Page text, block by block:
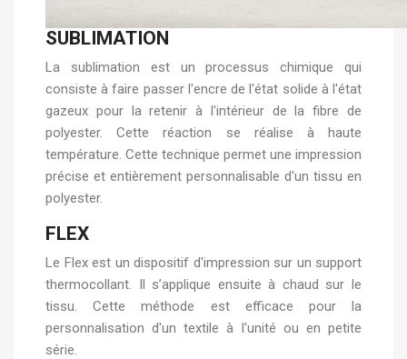
SUBLIMATION
La sublimation est un processus chimique qui
consiste à faire passer l'encre de l'état solide à l'état
gazeux pour la retenir à l'intérieur de la fibre de
polyester. Cette réaction se réalise à haute
température. Cette technique permet une impression
précise et entièrement personnalisable d'un tissu en
polyester.
FLEX
Le Flex est un dispositif d'impression sur un support
thermocollant. Il s’applique ensuite à chaud sur le
tissu. Cette méthode est efficace pour la
personnalisation d'un textile à l'unité ou en petite
série.